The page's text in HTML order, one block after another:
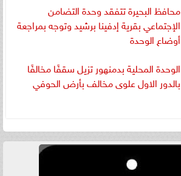
محافظ البحيرة تتفقد وحدة التضامن
الإجتماعي بقرية إدفينا برشيد وتوجه بمراجعة
أوضاع الوحدة
الوحدة المحلية بدمنهور تزيل سقفًا مخالفًا
بالدور الاول علوى مخالف بأرض الحوفي